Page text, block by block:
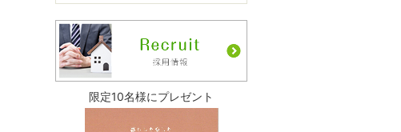
限定10名様にプレゼント